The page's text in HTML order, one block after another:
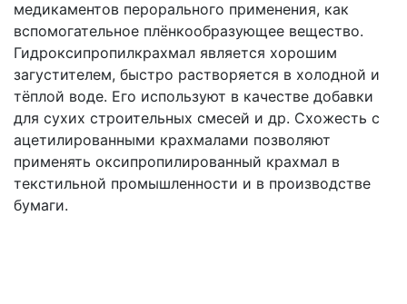
медикаментов перорального применения, как
вспомогательное плёнкообразующее вещество.
Гидроксипропилкрахмал является хорошим
загустителем, быстро растворяется в холодной и
тёплой воде. Его используют в качестве добавки
для сухих строительных смесей и др. Схожесть с
ацетилированными крахмалами позволяют
применять оксипропилированный крахмал в
текстильной промышленности и в производстве
бумаги.